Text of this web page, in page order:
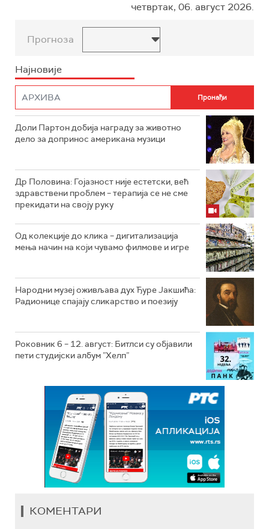
четвртак, 06. август 2026.
Прогноза
Најновије
Доли Партон добија награду за животно
дело за допринос американа музици
Др Половина: Гојазност није естетски, већ
здравствени проблем – терапија се не сме
прекидати на своју руку
Од колекције до клика – дигитализација
мења начин на који чувамо филмове и игре
Народни музеј оживљава дух Ђуре Јакшића:
Радионице спајају сликарство и поезију
Роковник 6 – 12. август: Битлси су објавили
пети студијски албум ”Хелп”
КОМЕНТАРИ